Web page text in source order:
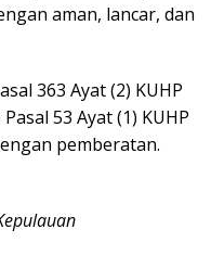
aman, lancar, dan
363 Ayat (2) KUHP
53 Ayat (1) KUHP
pemberatan.